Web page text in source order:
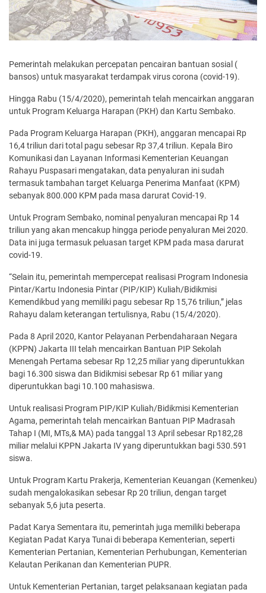
Pemerintah melakukan percepatan pencairan bantuan sosial (
bansos) untuk masyarakat terdampak virus corona (covid-19).
Hingga Rabu (15/4/2020), pemerintah telah mencairkan anggaran
untuk Program Keluarga Harapan (PKH) dan Kartu Sembako.
Pada Program Keluarga Harapan (PKH), anggaran mencapai Rp
16,4 triliun dari total pagu sebesar Rp 37,4 triliun. Kepala Biro
Komunikasi dan Layanan Informasi Kementerian Keuangan
Rahayu Puspasari mengatakan, data penyaluran ini sudah
termasuk tambahan target Keluarga Penerima Manfaat (KPM)
sebanyak 800.000 KPM pada masa darurat Covid-19.
Untuk Program Sembako, nominal penyaluran mencapai Rp 14
triliun yang akan mencakup hingga periode penyaluran Mei 2020.
Data ini juga termasuk peluasan target KPM pada masa darurat
covid-19.
“Selain itu, pemerintah mempercepat realisasi Program Indonesia
Pintar/Kartu Indonesia Pintar (PIP/KIP) Kuliah/Bidikmisi
Kemendikbud yang memiliki pagu sebesar Rp 15,76 triliun,” jelas
Rahayu dalam keterangan tertulisnya, Rabu (15/4/2020).
Pada 8 April 2020, Kantor Pelayanan Perbendaharaan Negara
(KPPN) Jakarta III telah mencairkan Bantuan PIP Sekolah
Menengah Pertama sebesar Rp 12,25 miliar yang diperuntukkan
bagi 16.300 siswa dan Bidikmisi sebesar Rp 61 miliar yang
diperuntukkan bagi 10.100 mahasiswa.
Untuk realisasi Program PIP/KIP Kuliah/Bidikmisi Kementerian
Agama, pemerintah telah mencairkan Bantuan PIP Madrasah
Tahap I (MI, MTs,& MA) pada tanggal 13 April sebesar Rp182,28
miliar melalui KPPN Jakarta IV yang diperuntukkan bagi 530.591
siswa.
Untuk Program Kartu Prakerja, Kementerian Keuangan (Kemenkeu)
sudah mengalokasikan sebesar Rp 20 triliun, dengan target
sebanyak 5,6 juta peserta.
Padat Karya Sementara itu, pemerintah juga memiliki beberapa
Kegiatan Padat Karya Tunai di beberapa Kementerian, seperti
Kementerian Pertanian, Kementerian Perhubungan, Kementerian
Kelautan Perikanan dan Kementerian PUPR.
Untuk Kementerian Pertanian, target pelaksanaan kegiatan pada